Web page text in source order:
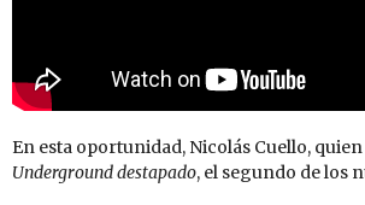
En esta oportunidad, Nicolás Cuello,
Underground destapado, el segundo de los